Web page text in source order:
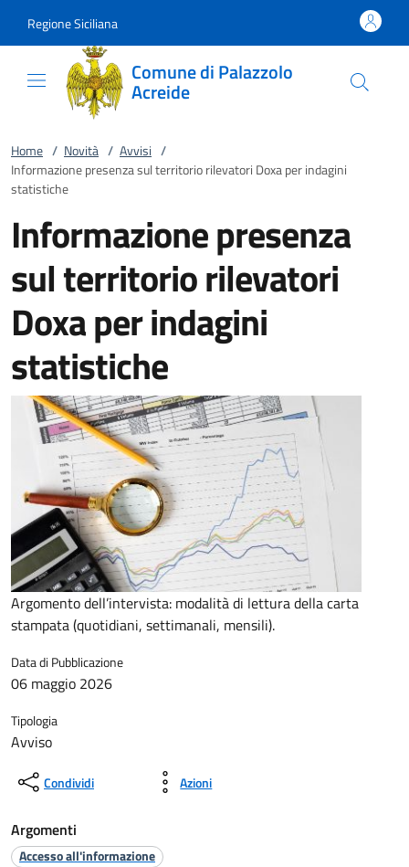
Regione Siciliana
Comune di Palazzolo
Acreide
Home / Novità / Avvisi /
Informazione presenza sul territorio rilevatori Doxa per indagini
statistiche
Informazione presenza
sul territorio rilevatori
Doxa per indagini
statistiche
Argomento dell’intervista: modalità di lettura della carta
stampata (quotidiani, settimanali, mensili).
Data di Pubblicazione
06 maggio 2026
Tipologia
Avviso
Condividi Azioni
Argomenti
Accesso all'informazione